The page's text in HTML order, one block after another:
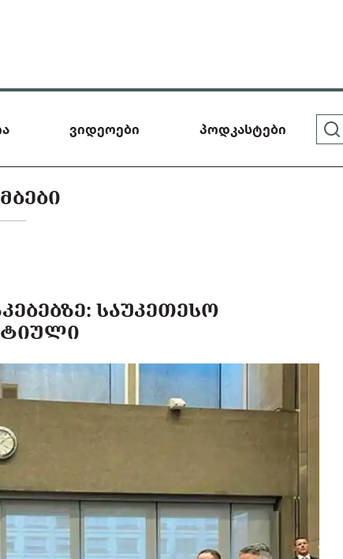
ვიდეოები პოდკასტები
ᲡᲐᲣᲙᲔᲗᲔᲡᲝ